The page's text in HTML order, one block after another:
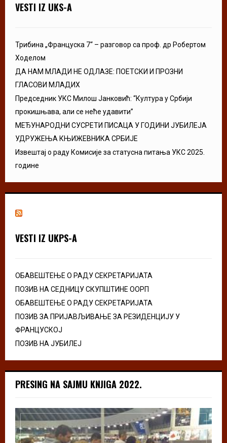
VESTI IZ UKS-A
Трибина „Француска 7“ – разговор са проф. др Робертом
Ходелом
ДА НАМ МЛАДИ НЕ ОДЛАЗЕ: ПОЕТСКИ И ПРОЗНИ
ГЛАСОВИ МЛАДИХ
Председник УКС Милош Јанковић: “Култура у Србији
прокишњава, али се неће удавити”
МЕЂУНАРОДНИ СУСРЕТИ ПИСАЦА У ГОДИНИ ЈУБИЛЕЈА
УДРУЖЕЊА КЊИЖЕВНИКА СРБИЈЕ
Извештај о раду Комисије за статусна питања УКС 2025.
године
VESTI IZ UKPS-A
ОБАВЕШТЕЊЕ О РАДУ СЕКРЕТАРИЈАТА
ПОЗИВ НА СЕДНИЦУ СКУПШТИНЕ ООРП
ОБАВЕШТЕЊЕ О РАДУ СЕКРЕТАРИЈАТА
ПОЗИВ ЗА ПРИЈАВЉИВАЊЕ ЗА РЕЗИДЕНЦИЈУ У
ФРАНЦУСКОЈ
ПОЗИВ НА ЈУБИЛЕЈ
PRESING NA SAJMU KNJIGA 2022.